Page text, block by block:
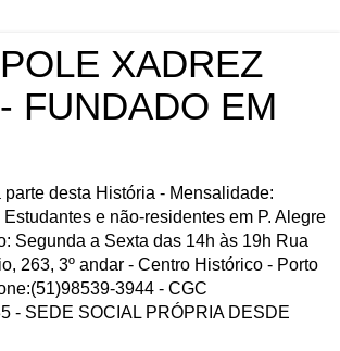
XADREZ
FUNDADO EM
desta História - Mensalidade:
e não-residentes em P. Alegre
Segunda a Sexta das 14h às 19h Rua
263, 3º andar - Centro Histórico - Porto
3944 - CGC
- SEDE SOCIAL PRÓPRIA DESDE